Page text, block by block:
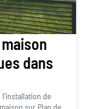
dans
de
sur Plan de